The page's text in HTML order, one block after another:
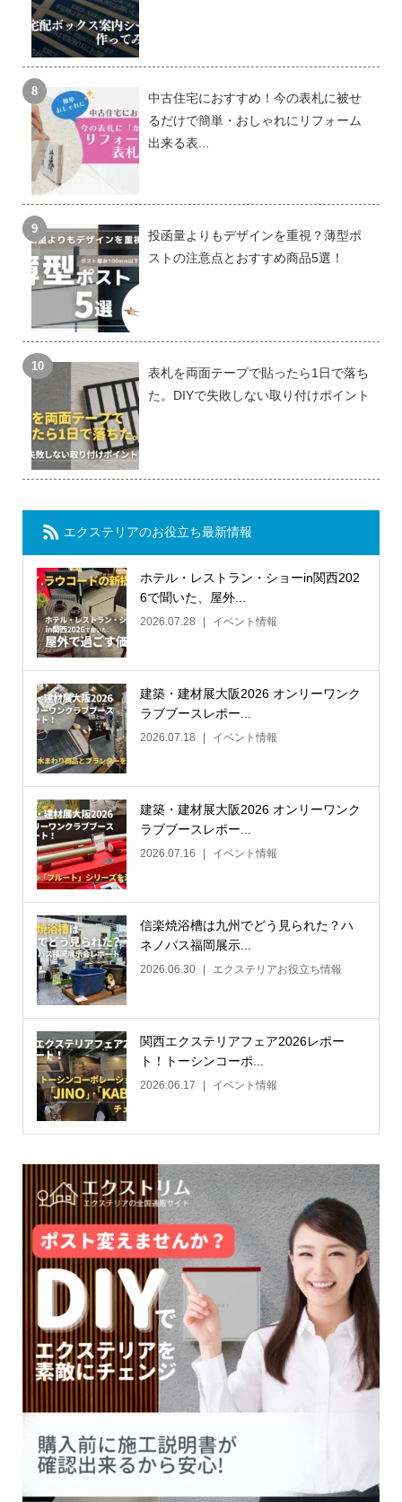
中古住宅におすすめ！今の表札に被せ
るだけで簡単・おしゃれにリフォーム
出来る表...
投函量よりもデザインを重視？薄型ポ
ストの注意点とおすすめ商品5選！
表札を両面テープで貼ったら1日で落ち
た。DIYで失敗しない取り付けポイント
エクステリアのお役立ち最新情報
ホテル・レストラン・ショーin関西202
6で聞いた、屋外...
2026.07.28 イベント情報
建築・建材展大阪2026 オンリーワンク
ラブブースレポー...
2026.07.18 イベント情報
建築・建材展大阪2026 オンリーワンク
ラブブースレポー...
2026.07.16 イベント情報
信楽焼浴槽は九州でどう見られた？ハ
ネノバス福岡展示...
2026.06.30 エクステリアお役立ち情報
関西エクステリアフェア2026レポー
ト！トーシンコーポ...
2026.06.17 イベント情報